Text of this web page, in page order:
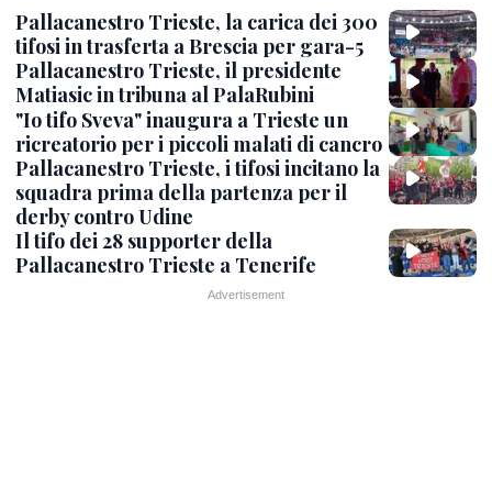
Pallacanestro Trieste, la carica dei 300
tifosi in trasferta a Brescia per gara-5
Pallacanestro Trieste, il presidente
Matiasic in tribuna al PalaRubini
"Io tifo Sveva" inaugura a Trieste un
ricreatorio per i piccoli malati di cancro
Pallacanestro Trieste, i tifosi incitano la
squadra prima della partenza per il
derby contro Udine
Il tifo dei 28 supporter della
Pallacanestro Trieste a Tenerife